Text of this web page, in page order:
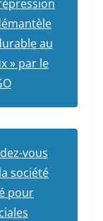
au
» par le
vous
société
pour